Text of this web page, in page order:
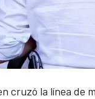
cruzó la línea de